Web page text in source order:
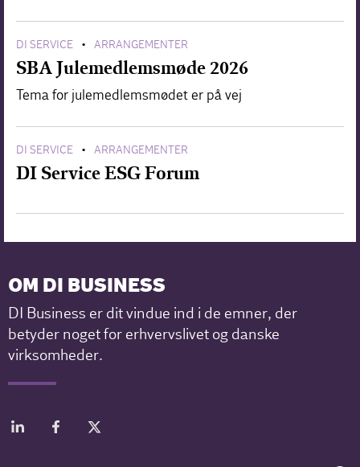
DI SERVICE • ARRANGEMENTER
SBA Julemedlemsmøde 2026
Tema for julemedlemsmødet er på vej
DI SERVICE • ARRANGEMENTER
DI Service ESG Forum
OM DI BUSINESS
DI Business er dit vindue ind i de emner, der
betyder noget for erhvervslivet og danske
virksomheder.